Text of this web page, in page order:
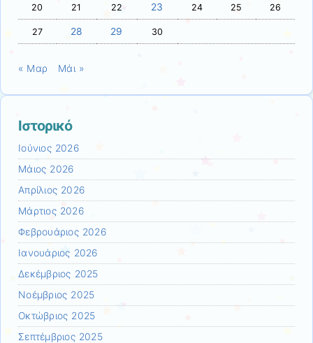
20 21 22 23 24 25 26
27 28 29 30
« Μαρ Μάι »
Ιστορικό
Ιούνιος 2026
Μάιος 2026
Απρίλιος 2026
Μάρτιος 2026
Φεβρουάριος 2026
Ιανουάριος 2026
Δεκέμβριος 2025
Νοέμβριος 2025
Οκτώβριος 2025
Σεπτέμβριος 2025